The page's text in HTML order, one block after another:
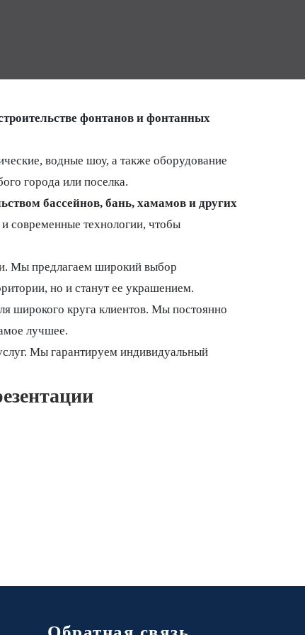
фонтанов и фонтанных
водные шоу, а также оборудование
города или поселка.
бассейнов, бань, хамамов и других
современные технологии, чтобы
Мы предлагаем широкий выбор
но и станут ее украшением.
широкого круга клиентов. Мы постоянно
лучшее.
Мы гарантируем индивидуальный